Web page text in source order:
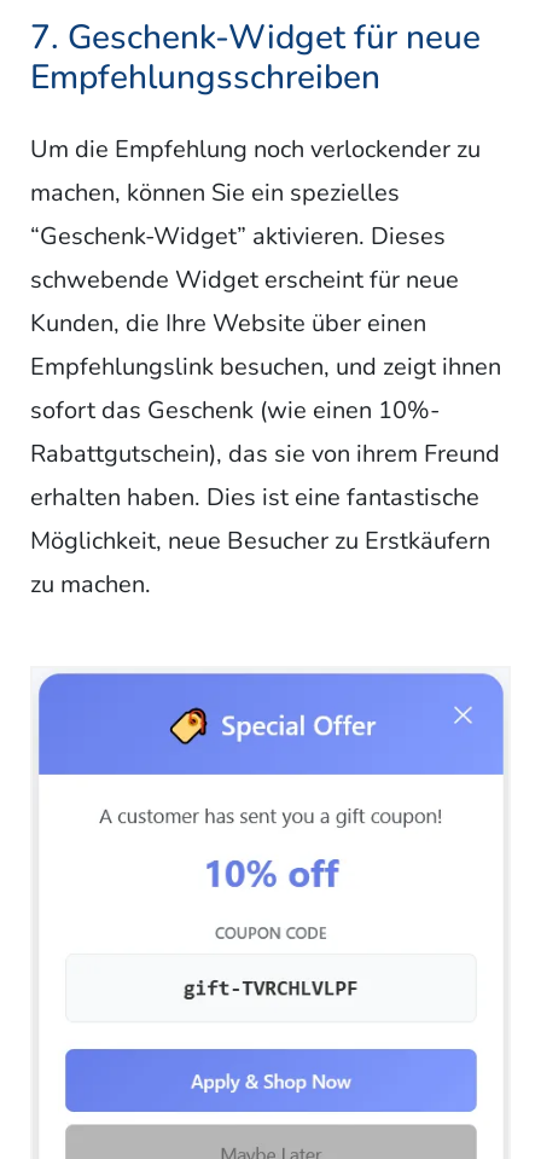
7. Geschenk-Widget für neue
Empfehlungsschreiben
Um die Empfehlung noch verlockender zu
machen, können Sie ein spezielles
“Geschenk-Widget” aktivieren. Dieses
schwebende Widget erscheint für neue
Kunden, die Ihre Website über einen
Empfehlungslink besuchen, und zeigt ihnen
sofort das Geschenk (wie einen 10%-
Rabattgutschein), das sie von ihrem Freund
erhalten haben. Dies ist eine fantastische
Möglichkeit, neue Besucher zu Erstkäufern
zu machen.